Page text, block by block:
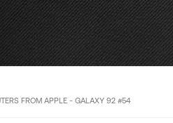
FROM APPLE - GALAXY 92 #54